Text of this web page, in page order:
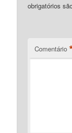
obrigatórios
Comentário